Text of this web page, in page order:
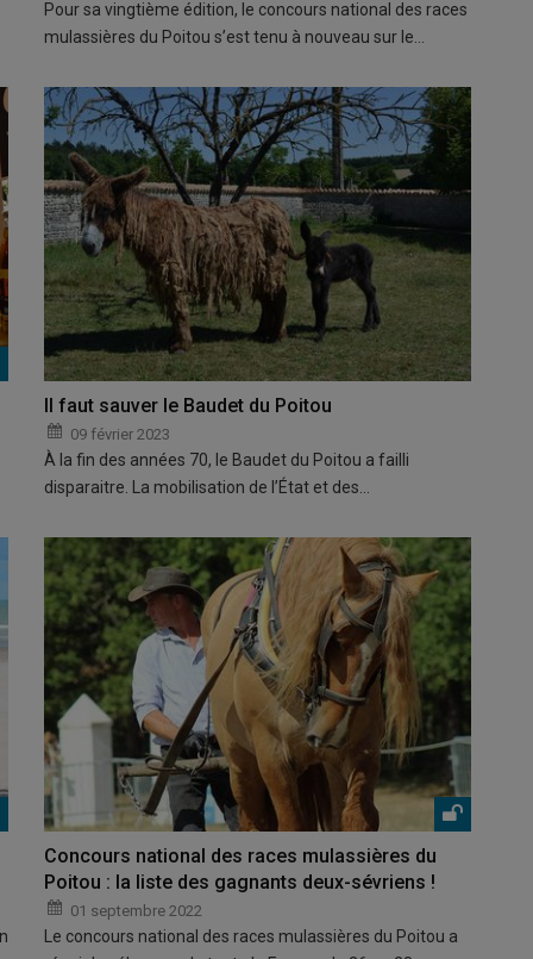
Pour sa vingtième édition, le concours national des races
mulassières du Poitou s’est tenu à nouveau sur le…
Il faut sauver le Baudet du Poitou
09 février 2023
À la fin des années 70, le Baudet du Poitou a failli
disparaitre. La mobilisation de l’État et des…
Concours national des races mulassières du
Poitou : la liste des gagnants deux-sévriens !
01 septembre 2022
Le concours national des races mulassières du Poitou a